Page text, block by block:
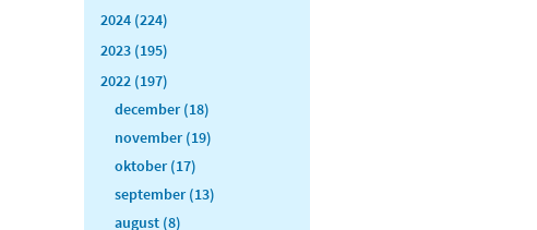
2024 (224)
2023 (195)
2022 (197)
december (18)
november (19)
oktober (17)
september (13)
august (8)